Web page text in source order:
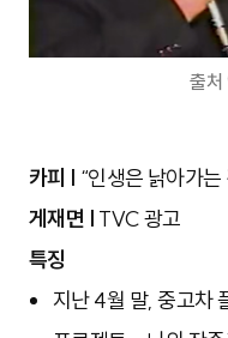
출처
카피 | “인생은 낡아가
게재면 | TVC 광고
특징
지난 4월 말, 중고차